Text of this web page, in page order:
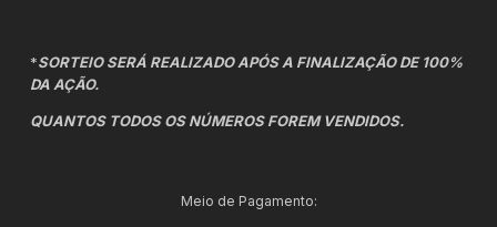
*SORTEIO SERÁ REALIZADO APÓS A FINALIZAÇÃO DE 100%
DA AÇÃO.
QUANTOS TODOS OS NÚMEROS FOREM VENDIDOS.
Meio de Pagamento: